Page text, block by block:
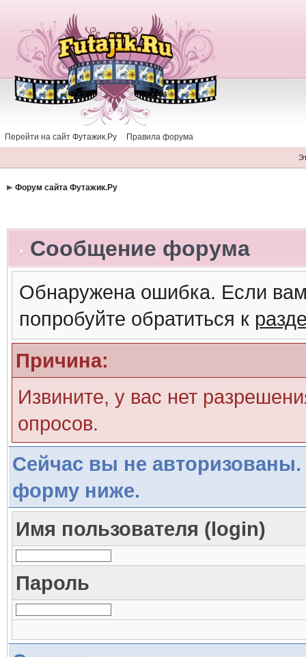
Перейти на сайт Футажик.Ру Правила форума
Форум сайта Футажик.Ру
Сообщение форума
Обнаружена ошибка. Если
попробуйте обратиться к
Причина:
Извините, у вас нет
опросов.
Сейчас вы не авторизованы.
форму ниже.
Имя пользователя (login)
Пароль